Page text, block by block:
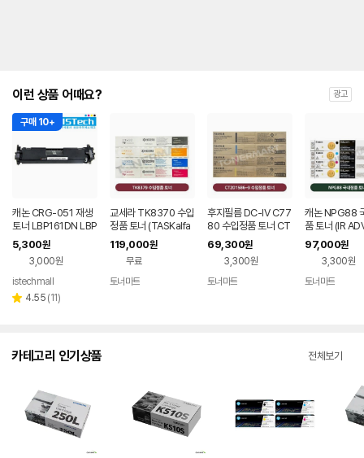
이런 상품 어때요? 광고
구매 10+
캐논 CRG-051 재생
토너 LBP161DN LBP
162DW MF261D M
F266DN
5,300원
3,000원
페이
istechmall
별 4.55 리
(11)
교세라 TK8370 수입
정품 토너 (TASKalfa
VFM 351ci,3554ci
G) TK8379
119,000원
무료
토너마트
후지필름 DC-IV C77
80 수입정품 토너 CT
201586 헤라클래스
69,300원
3,300원
토너마트
캐논 NPG88
품 토너 (IR
30i,3935i)
97,000원
3,300원
토너마트
카테고리 인기상품 전체보기